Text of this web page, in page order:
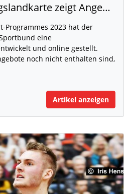
DOSB-Bewegungslandkarte zeigt Angebote der Sportvereine
Programmes 2023 hat der
eine
und online gestellt.
noch nicht enthalten sind,
Artikel anzeigen